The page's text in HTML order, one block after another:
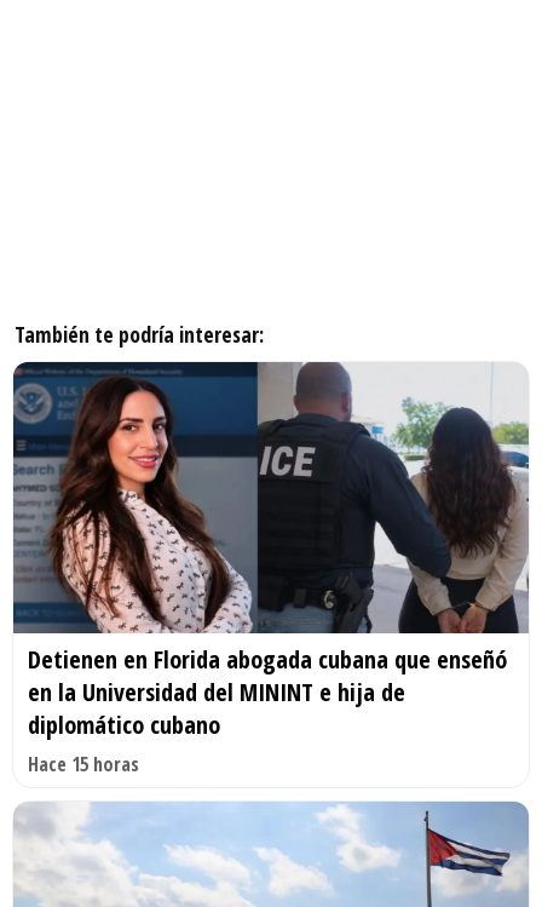
También te podría interesar:
Detienen en Florida abogada cubana que enseñó
en la Universidad del MININT e hija de
diplomático cubano
Hace 15 horas